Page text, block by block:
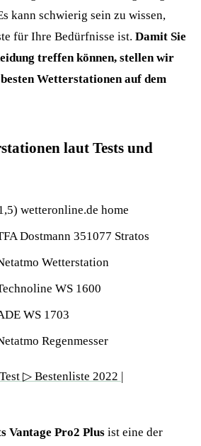
kann schwierig sein zu wissen,
für Ihre Bedürfnisse ist. Damit Sie
treffen können, stellen wir
Wetterstationen auf dem
laut Tests und
wetteronline.de home
Dostmann 351077 Stratos
Wetterstation
WS 1600
WS 1703
Regenmesser
▷ Bestenliste 2022 |
Vantage Pro2 Plus ist eine der